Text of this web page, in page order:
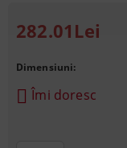
282.01Lei
Dimensiuni:
Îmi doresc